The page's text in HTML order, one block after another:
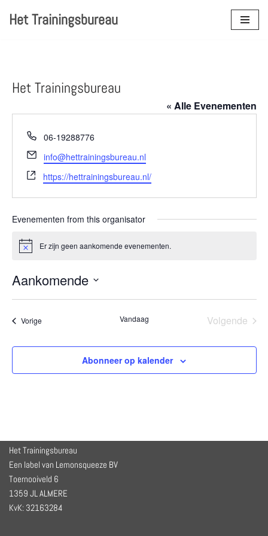
Het Trainingsbureau
Het Trainingsbureau
« Alle Evenementen
Telefoon
06-19288776
E-
mail
info@hettrainingsbureau.nl
Website
https://hettrainingsbureau.nl/
Evenementen from this organisator
BerichtEr zijn geen aankomende evenementen.
Aankomende
datum.
VorigeEvenementen Vandaag
Volgende
Abonneer op kalender
Het Trainingsbureau
Een label van Lemonsqueeze BV
Toernooiveld 6
1359 JL ALMERE
KvK: 32163284